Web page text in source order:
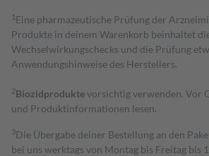
1 Eine pharmazeutische Prüfung der
Produkte in deinem Warenkorb beinhaltet
Wechselwirkungschecks und die Prüfung
Anwendungshinweise des Herstellers.
2Biozidproduktevorsichtig verwenden. Vor
und Produktinformationen lesen.
3Die Übergabe deiner Bestellung an den
bei uns werktags von Montag bis Freitag bis